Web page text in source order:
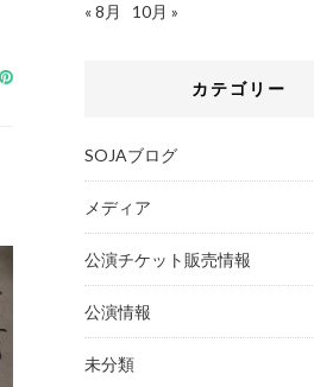
« 8月
10月 »
カテゴリー
SOJAブログ
メディア
公演チケット販売情報
公演情報
未分類